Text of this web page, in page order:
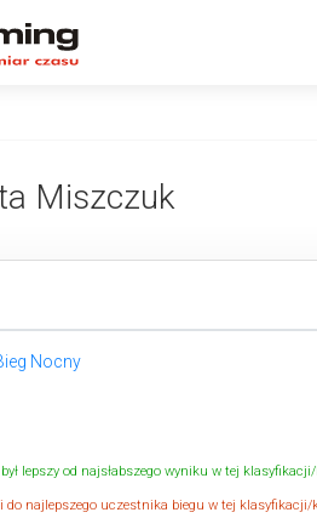
Miszczuk
Nocny
lepszy od najsłabszego wyniku w tej
do najlepszego uczestnika biegu w tej klasyfikacji/